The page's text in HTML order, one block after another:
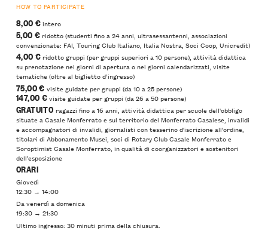
HOW TO PARTICIPATE
8,00 €intero
5,00 €ridotto (studenti fino a 24 anni, ultrasessantenni, associazioni
convenzionate: FAI, Touring Club Italiano, Italia Nostra, Soci Coop, Unicredit)
4,00 €ridotto gruppi (per gruppi superiori a 10 persone), attività didattica
su prenotazione nei giorni di apertura o nei giorni calendarizzati, visite
tematiche (oltre al biglietto d’ingresso)
75,00 € visite guidate per gruppi (da 10 a 25 persone)
147,00 €visite guidate per gruppi (da 26 a 50 persone)
GRATUITO ragazzi fino a 16 anni, attività didattica per scuole dell'obbligo
situate a Casale Monferrato e sul territorio del Monferrato Casalese, invalidi
e accompagnatori di invalidi, giornalisti con tesserino d'iscrizione all'ordine,
titolari di Abbonamento Musei, soci di Rotary Club Casale Monferrato e
Soroptimist Casale Monferrato, in qualità di coorganizzatori e sostenitori
dell’esposizione
ORARI
Giovedì
12:30 → 14:00
Da venerdì a domenica
19:30 → 21:30
Ultimo ingresso: 30 minuti prima della chiusura.